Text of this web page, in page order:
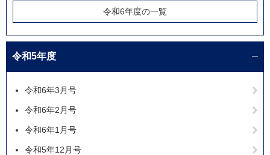
令和6年度の一覧
令和5年度
令和6年3月号
令和6年2月号
令和6年1月号
令和5年12月号